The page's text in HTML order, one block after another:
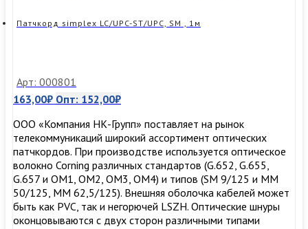
Патчкорд simplex LC/UPC-ST/UPC, SM , 1м
Арт: 000801
163,00₽ Опт: 152,00₽
ООО «Компания НК-Групп» поставляет на рынок
телекоммуникаций широкий ассортимент оптических
патчкордов. При производстве используется оптическое
волокно Corning различных стандартов (G.652, G.655,
G.657 и OM1, OM2, OM3, ОМ4) и типов (SM 9/125 и MM
50/125, MM 62,5/125). Внешняя оболочка кабелей может
быть как PVC, так и негорючей LSZH. Оптические шнуры
оконцовываются с двух сторон различными типами